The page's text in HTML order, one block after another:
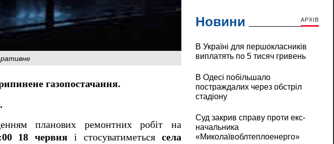
газопостачання.
планових ремонтних робіт на
18 червня і стосуватиметься села
Новини АРХІВ
В Україні для першокласників
виплатять по 5 тисяч гривень
В Одесі побільшало
постраждалих через обстріл
стадіону
Суд закрив справу проти екс-
начальника
«Миколаївоблтеплоенерго»